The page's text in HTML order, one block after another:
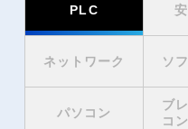
PLC
ネットワーク ソ
パソコン
ブ
コ